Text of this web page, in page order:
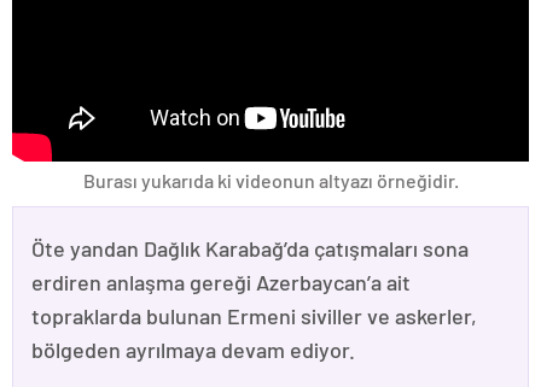
Burası yukarıda ki videonun altyazı örneğidir.
Öte yandan Dağlık Karabağ’da çatışmaları sona
erdiren anlaşma gereği Azerbaycan’a ait
topraklarda bulunan Ermeni siviller ve askerler,
bölgeden ayrılmaya devam ediyor.